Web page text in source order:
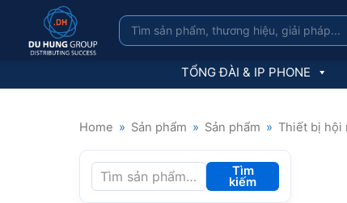
TỔNG ĐÀI & IP PHONE
Home » Sản phẩm » Sản phẩm » Thiết bị hội
Tìm
kiếm